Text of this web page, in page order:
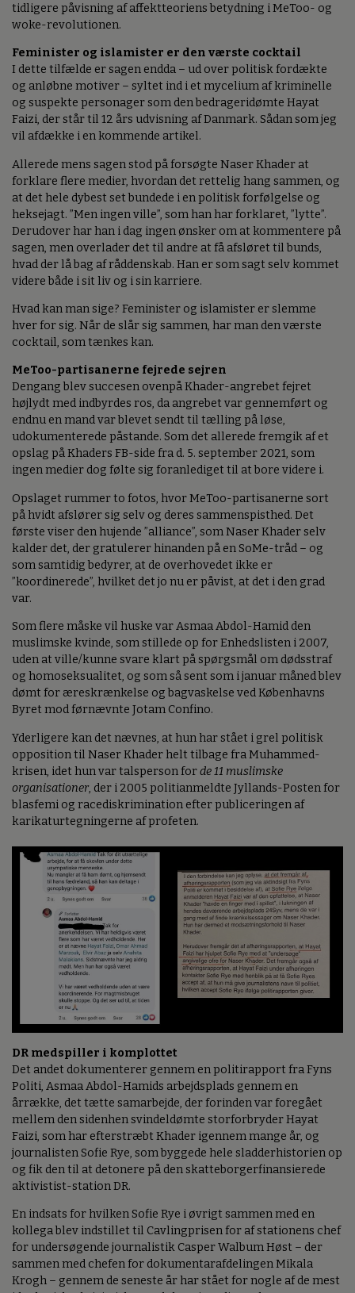
tidligere påvisning af affektteoriens betydning i MeToo- og
woke-revolutionen.
Feminister og islamister er den værste cocktail
I dette tilfælde er sagen endda – ud over politisk fordækte
og anløbne motiver – syltet ind i et mycelium af kriminelle
og suspekte personager som den bedrageridømte Hayat
Faizi, der står til 12 års udvisning af Danmark. Sådan som jeg
vil afdække i en kommende artikel.
Allerede mens sagen stod på forsøgte Naser Khader at
forklare flere medier, hvordan det rettelig hang sammen, og
at det hele dybest set bundede i en politisk forfølgelse og
heksejagt. ”Men ingen ville”, som han har forklaret, ”lytte”.
Derudover har han i dag ingen ønsker om at kommentere på
sagen, men overlader det til andre at få afsløret til bunds,
hvad der lå bag af råddenskab. Han er som sagt selv kommet
videre både i sit liv og i sin karriere.
Hvad kan man sige? Feminister og islamister er slemme
hver for sig. Når de slår sig sammen, har man den værste
cocktail, som tænkes kan.
MeToo-partisanerne fejrede sejren
Dengang blev succesen ovenpå Khader-angrebet fejret
højlydt med indbyrdes ros, da angrebet var gennemført og
endnu en mand var blevet sendt til tælling på løse,
udokumenterede påstande. Som det allerede fremgik af et
opslag på Khaders FB-side fra d. 5. september 2021, som
ingen medier dog følte sig foranlediget til at bore videre i.
Opslaget rummer to fotos, hvor MeToo-partisanerne sort
på hvidt afslører sig selv og deres sammenspisthed. Det
første viser den hujende ”alliance”, som Naser Khader selv
kalder det, der gratulerer hinanden på en SoMe-tråd – og
som samtidig bedyrer, at de overhovedet ikke er
”koordinerede”, hvilket det jo nu er påvist, at det i den grad
var.
Som flere måske vil huske var Asmaa Abdol-Hamid den
muslimske kvinde, som stillede op for Enhedslisten i 2007,
uden at ville/kunne svare klart på spørgsmål om dødsstraf
og homoseksualitet, og som så sent som i januar måned blev
dømt for æreskrænkelse og bagvaskelse ved Københavns
Byret mod førnævnte Jotam Confino.
Yderligere kan det nævnes, at hun har stået i grel politisk
opposition til Naser Khader helt tilbage fra Muhammed-
krisen, idet hun var talsperson forde 11 muslimske
organisationer, der i 2005 politianmeldte Jyllands-Posten for
blasfemi og racediskrimination efter publiceringen af
karikaturtegningerne af profeten.
DR medspiller i komplottet
Det andet dokumenterer gennem en politirapport fra Fyns
Politi, Asmaa Abdol-Hamids arbejdsplads gennem en
årrække, det tætte samarbejde, der forinden var foregået
mellem den sidenhen svindeldømte storforbryder Hayat
Faizi, som har efterstræbt Khader igennem mange år, og
journalisten Sofie Rye, som byggede hele sladderhistorien op
og fik den til at detonere på den skatteborgerfinansierede
aktivistist-station DR.
En indsats for hvilken Sofie Rye i øvrigt sammen med en
kollega blev indstillet til Cavlingprisen for af stationens chef
for undersøgende journalistik Casper Walbum Høst – der
sammen med chefen for dokumentarafdelingen Mikala
Krogh – gennem de seneste år har stået for nogle af de mest